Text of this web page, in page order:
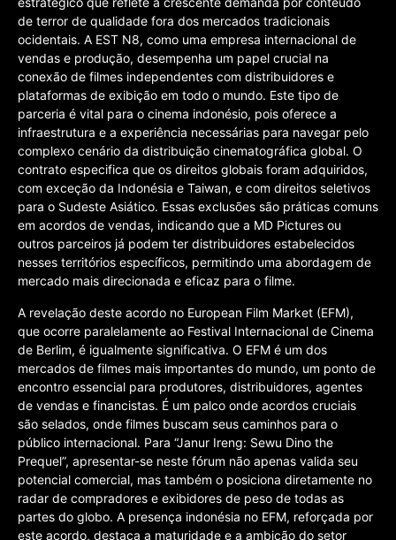
de terror de qualidade fora dos mercados tradicionais
ocidentais. A EST N8, como uma empresa internacional de
vendas e produção, desempenha um papel crucial na
conexão de filmes independentes com distribuidores e
plataformas de exibição em todo o mundo. Este tipo de
parceria é vital para o cinema indonésio, pois oferece a
infraestrutura e a experiência necessárias para navegar pelo
complexo cenário da distribuição cinematográfica global. O
contrato especifica que os direitos globais foram adquiridos,
com exceção da Indonésia e Taiwan, e com direitos seletivos
para o Sudeste Asiático. Essas exclusões são práticas comuns
em acordos de vendas, indicando que a MD Pictures ou
outros parceiros já podem ter distribuidores estabelecidos
nesses territórios específicos, permitindo uma abordagem de
mercado mais direcionada e eficaz para o filme.
A revelação deste acordo no European Film Market (EFM),
que ocorre paralelamente ao Festival Internacional de Cinema
de Berlim, é igualmente significativa. O EFM é um dos
mercados de filmes mais importantes do mundo, um ponto de
encontro essencial para produtores, distribuidores, agentes
de vendas e financistas. É um palco onde acordos cruciais
são selados, onde filmes buscam seus caminhos para o
público internacional. Para “Janur Ireng: Sewu Dino the
Prequel”, apresentar-se neste fórum não apenas valida seu
potencial comercial, mas também o posiciona diretamente no
radar de compradores e exibidores de peso de todas as
partes do globo. A presença indonésia no EFM, reforçada por
este acordo, destaca a maturidade e a ambição do setor